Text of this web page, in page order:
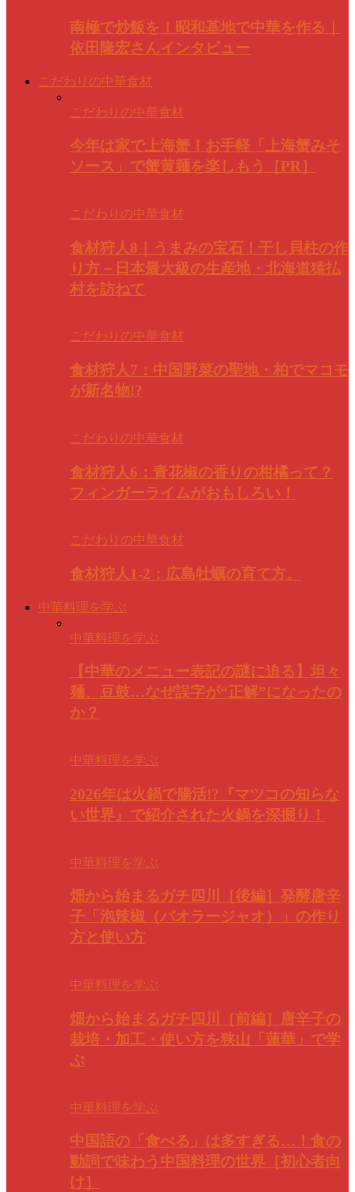
南極で炒飯を！昭和基地で中華を作る｜
依田隆宏さんインタビュー
こだわりの中華食材
こだわりの中華食材
今年は家で上海蟹！お手軽「上海蟹みそ
ソース」で蟹黄麺を楽しもう［PR］
こだわりの中華食材
食材狩人8｜うまみの宝石！干し貝柱の作
り方－日本最大級の生産地・北海道猿払
村を訪ねて
こだわりの中華食材
食材狩人7：中国野菜の聖地・柏でマコモ
が新名物!?
こだわりの中華食材
食材狩人6：青花椒の香りの柑橘って？
フィンガーライムがおもしろい！
こだわりの中華食材
食材狩人1-2：広島牡蠣の育て方。
中華料理を学ぶ
中華料理を学ぶ
【中華のメニュー表記の謎に迫る】坦々
麺、豆鼓…なぜ誤字が“正解”になったの
か？
中華料理を学ぶ
2026年は火鍋で腸活!?『マツコの知らな
い世界』で紹介された火鍋を深掘り！
中華料理を学ぶ
畑から始まるガチ四川［後編］発酵唐辛
子「泡辣椒（パオラージャオ）」の作り
方と使い方
中華料理を学ぶ
畑から始まるガチ四川［前編］唐辛子の
栽培・加工・使い方を狭山「蓮華」で学
ぶ
中華料理を学ぶ
中国語の「食べる」は多すぎる…！食の
動詞で味わう中国料理の世界［初心者向
け］